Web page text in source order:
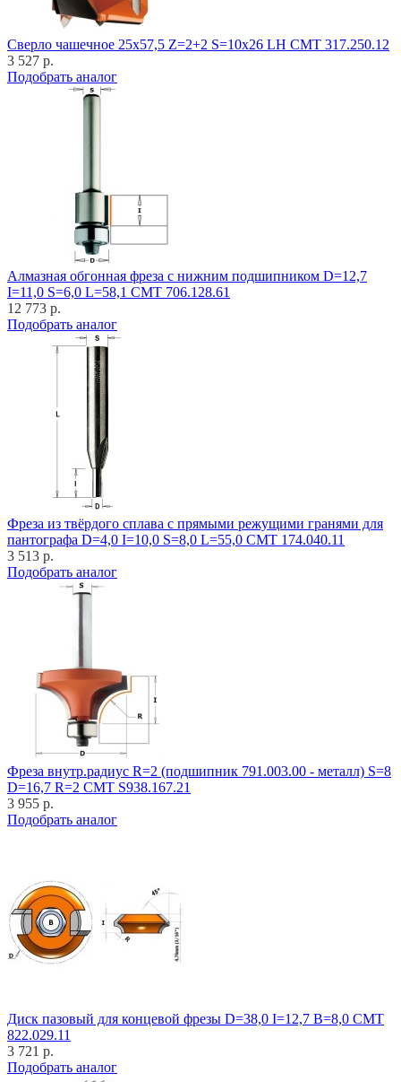
Cверло чашечное 25x57,5 Z=2+2 S=10x26 LH CMT 317.250.12
3 527 р.
Подобрать аналог
Алмазная обгонная фреза с нижним подшипником D=12,7
I=11,0 S=6,0 L=58,1 CMT 706.128.61
12 773 р.
Подобрать аналог
Фреза из твёрдого сплава с прямыми режущими гранями для
пантографа D=4,0 I=10,0 S=8,0 L=55,0 CMT 174.040.11
3 513 р.
Подобрать аналог
Фреза внутр.радиус R=2 (подшипник 791.003.00 - металл) S=8
D=16,7 R=2 CMT S938.167.21
3 955 р.
Подобрать аналог
Диск пазовый для концевой фрезы D=38,0 I=12,7 B=8,0 CMT
822.029.11
3 721 р.
Подобрать аналог